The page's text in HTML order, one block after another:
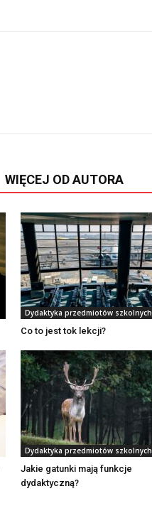
WIĘCEJ OD AUTORA
Dydaktyka przedmiotów szkolnych
Co to jest tok lekcji?
Dydaktyka przedmiotów szkolnych
Jakie gatunki mają funkcje
dydaktyczną?